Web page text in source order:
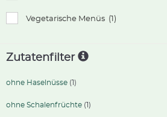
Vegetarische Menüs (1)
Zutatenfilter
ohne Haselnüsse (1)
ohne Schalenfrüchte (1)